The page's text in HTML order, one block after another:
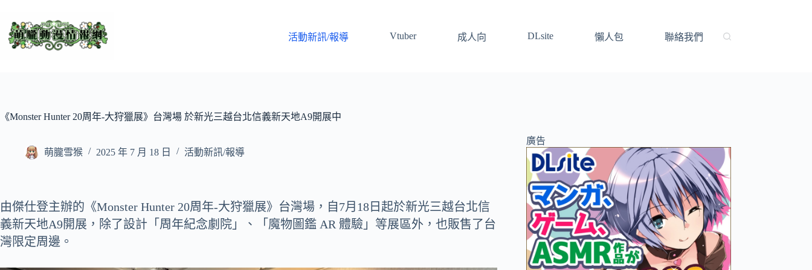
主
活動新訊/報導 Vtuber 成人向 DLsite 懶人包 聯絡我們
《Monster Hunter 20周年-大狩獵展》台灣場 於新光三越台北信義新天地A9開展中
萌朧雪猴 2025 年 7 月 18 日 活動新訊/報導
由傑仕登主辦的《Monster Hunter 20周年-大狩獵展》台灣場，自7月18日起於新光三越台北信
義新天地A9開展，除了設計「周年紀念劇院」、「魔物圖鑑 AR 體驗」等展區外，也販售了台
灣限定周邊。
廣告